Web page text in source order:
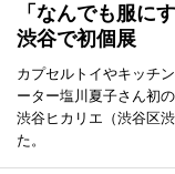
「なんでも服に
渋谷で初個展
カプセルトイやキッチ
ーター塩川夏子さん初
渋谷ヒカリエ（渋谷区
た。